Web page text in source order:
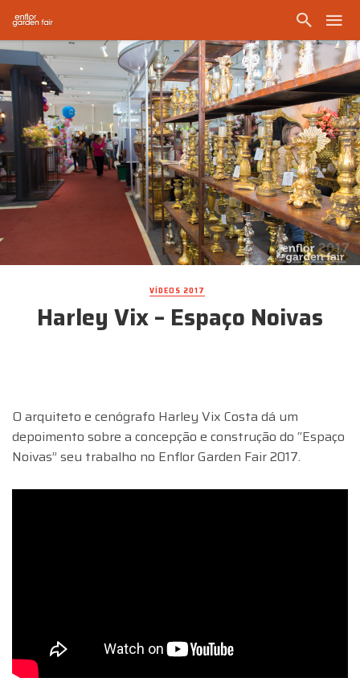
VÍDEOS 2017
Harley Vix – Espaço Noivas
O arquiteto e cenógrafo Harley Vix Costa​ dá um
depoimento sobre a concepção e construção do “Espaço
Noivas” seu trabalho no Enflor Garden Fair 2017.